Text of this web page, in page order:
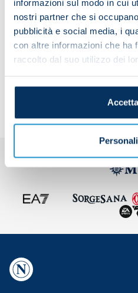
informazioni sul modo in cui
nostri partner che si
pubblicità e social media, i
con altre informazioni che ha
raccolto dal suo utilizzo dei
process.
Share the article with